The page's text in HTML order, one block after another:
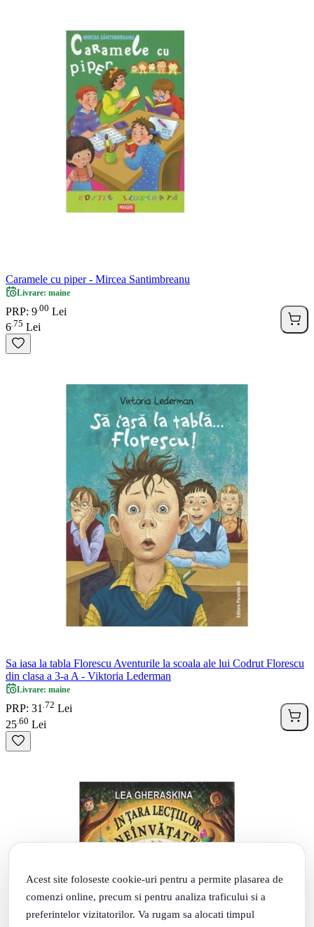
Acest site foloseste cookie-uri pentru a permite plasarea de
comenzi online, precum si pentru analiza traficului si a
preferintelor vizitatorilor. Va rugam sa alocati timpul
Caramele cu piper - Mircea Santimbreanu
Livrare: maine
PRP: 9 00 Lei
6 75 Lei
Sa iasa la tabla Florescu Aventurile la scoala ale lui Codrut Florescu
din clasa a 3-a A - Viktoria Lederman
Livrare: maine
PRP: 31 72 Lei
25 60 Lei